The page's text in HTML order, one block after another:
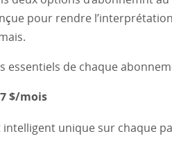
pour rendre
essentiels de chaque
$/mois
unique sur chaque